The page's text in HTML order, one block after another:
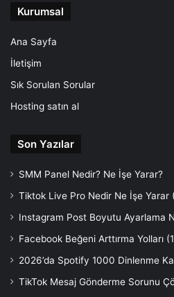
Kurumsal
Ana Sayfa
İletişim
Sık Sorulan Sorular
Hosting satın al
Son Yazılar
SMM Panel Nedir? Ne İşe Yarar?
Tiktok Live Pro Nedir Ne İşe Yarar
Instagram Post Boyutu Ayarlama
Facebook Beğeni Arttırma Yolları
2026’da Spotify 1000 Dinlenme
TikTok Mesaj Gönderme Sorunu